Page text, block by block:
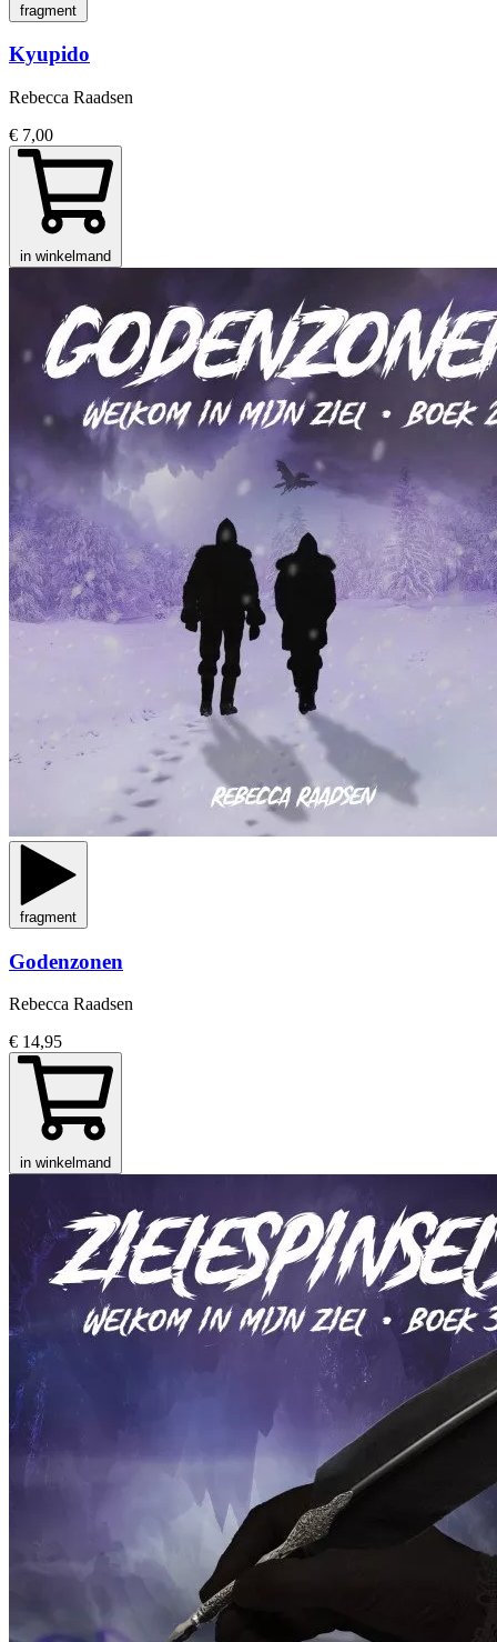
fragment
Kyupido
Rebecca Raadsen
€ 7,00
in winkelmand
fragment
Godenzonen
Rebecca Raadsen
€ 14,95
in winkelmand